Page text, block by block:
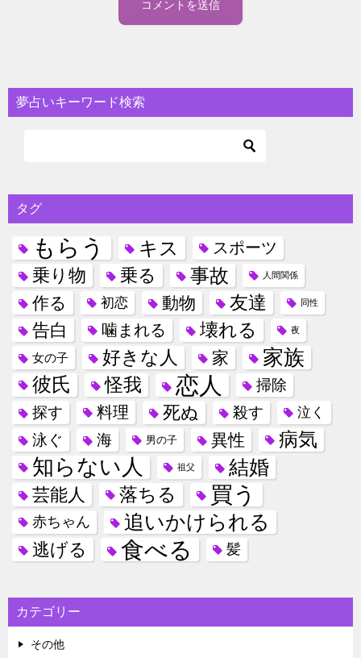
夢占いキーワード検索
タグ
もらう キス スポーツ
乗り物 乗る 事故 人間関係
作る 初恋 動物 友達 同性
告白 噛まれる 壊れる 夜
女の子 好きな人 家 家族
彼氏 怪我 恋人
掃除
探す
料理 死ぬ 殺す 泣く
泳ぐ 海 男の子 異性 病気
知らない人 祖父 結婚
芸能人 落ちる 買う
赤ちゃん 追いかけられる
逃げる 食べる 髪
カテゴリー
その他